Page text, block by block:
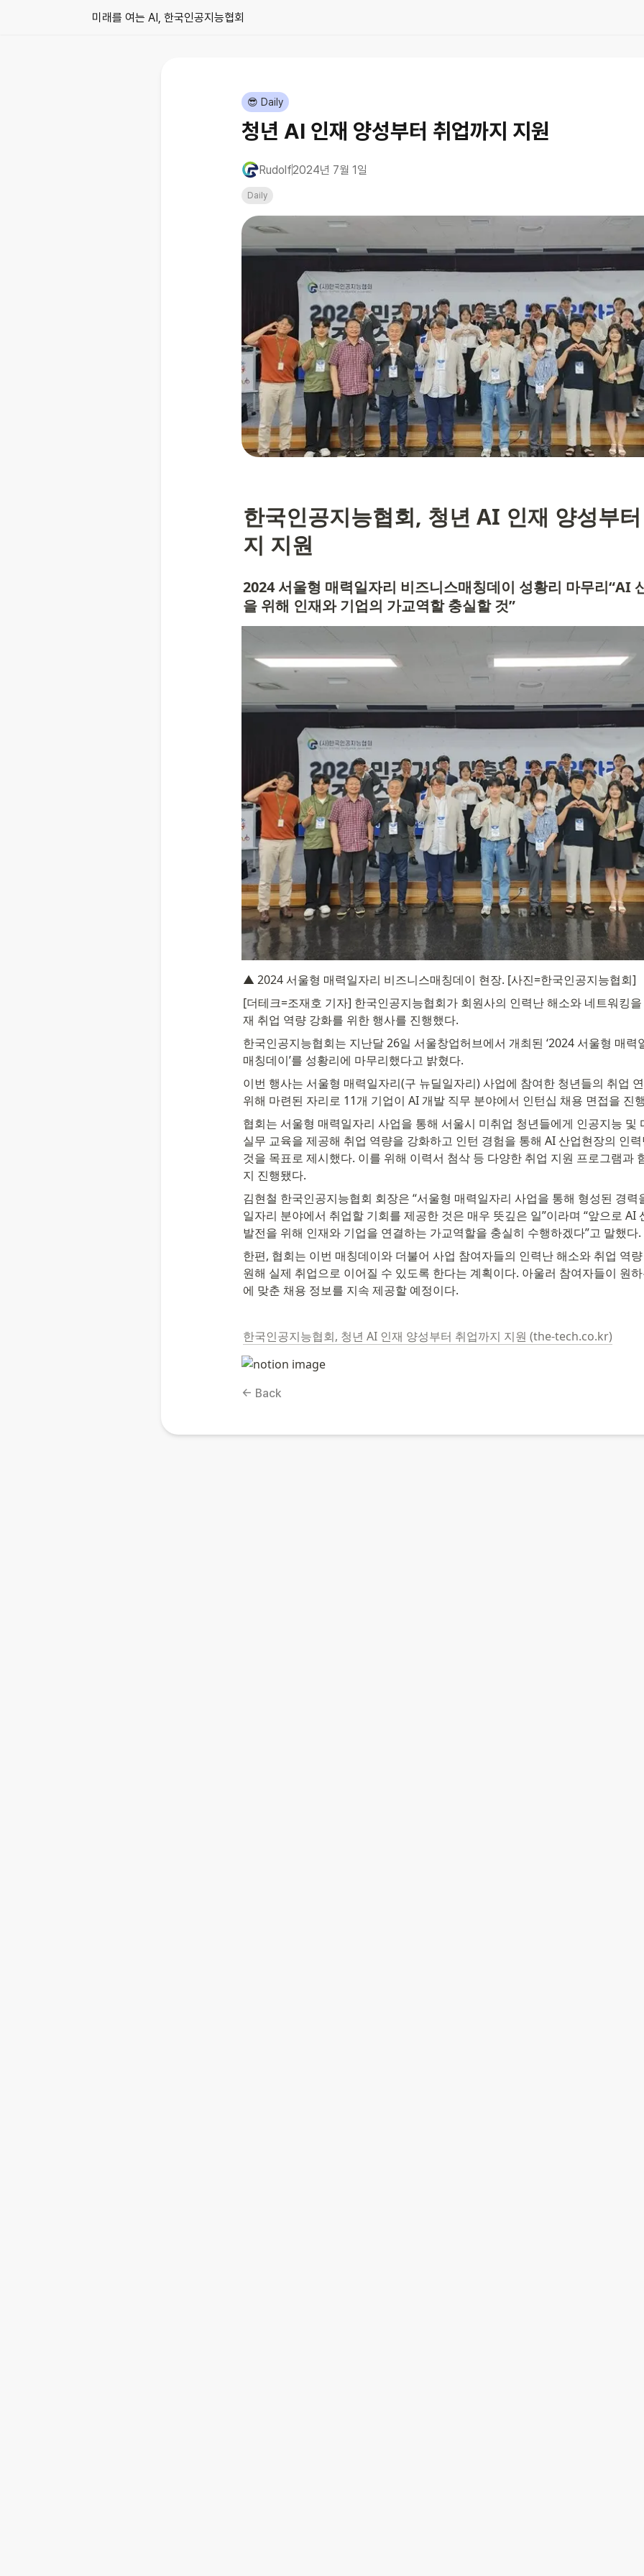
미래를 여는 AI, 한국인공지능협회
😎 Daily
청년 AI 인재 양성부터 취업까지 지원
Rudolf2024년 7월 1일
Daily
한국인공지능협회, 청년 AI 인재 양성부
지 지원
2024 서울형 매력일자리 비즈니스매칭데이 성황리 마무리“AI
을 위해 인재와 기업의 가교역할 충실할 것”
▲ 2024 서울형 매력일자리 비즈니스매칭데이 현장. [사진=한국인공지능협회]
[더테크=조재호 기자] 한국인공지능협회가 회원사의 인력난 해소와 네트워킹
재 취업 역량 강화를 위한 행사를 진행했다.
한국인공지능협회는 지난달 26일 서울창업허브에서 개최된 ‘2024 서울형 매력
매칭데이’를 성황리에 마무리했다고 밝혔다.
이번 행사는 서울형 매력일자리(구 뉴딜일자리) 사업에 참여한 청년들의 취업
위해 마련된 자리로 11개 기업이 AI 개발 직무 분야에서 인턴십 채용 면접을 진
협회는 서울형 매력일자리 사업을 통해 서울시 미취업 청년들에게 인공지능 및
실무 교육을 제공해 취업 역량을 강화하고 인턴 경험을 통해 AI 산업현장의 인
것을 목표로 제시했다. 이를 위해 이력서 첨삭 등 다양한 취업 지원 프로그램과
지 진행됐다.
김현철 한국인공지능협회 회장은 “서울형 매력일자리 사업을 통해 형성된 경력
일자리 분야에서 취업할 기회를 제공한 것은 매우 뜻깊은 일”이라며 “앞으로 AI
발전을 위해 인재와 기업을 연결하는 가교역할을 충실히 수행하겠다”고 말했다.
한편, 협회는 이번 매칭데이와 더불어 사업 참여자들의 인력난 해소와 취업 역
원해 실제 취업으로 이어질 수 있도록 한다는 계획이다. 아울러 참여자들이 원
에 맞춘 채용 정보를 지속 제공할 예정이다.
한국인공지능협회, 청년 AI 인재 양성부터 취업까지 지원 (the-tech.co.kr)
← Back